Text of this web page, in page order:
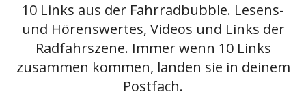
10 Links aus der Fahrradbubble. Lesens-
und Hörenswertes, Videos und Links der
Radfahrszene. Immer wenn 10 Links
zusammen kommen, landen sie in deinem
Postfach.